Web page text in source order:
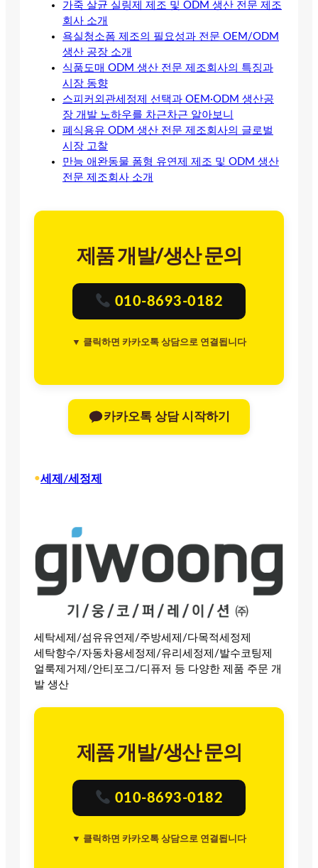
가죽 살균 실링제 제조 및 ODM 생산 전문 제조
회사 소개
욕실청소폼 제조의 필요성과 전문 OEM/ODM
생산 공장 소개
식품도매 ODM 생산 전문 제조회사의 특징과
시장 동향
스피커외관세정제 선택과 OEM·ODM 생산공
장 개발 노하우를 차근차근 알아보니
폐식용유 ODM 생산 전문 제조회사의 글로벌
시장 고찰
만능 애완동물 폼형 유연제 제조 및 ODM 생산
전문 제조회사 소개
제품 개발/생산 문의
010-8693-0182
▼ 클릭하면 카카오톡 상담으로 연결됩니다
카카오톡 상담 시작하기
•세제/세정제
세탁세제/섬유유연제/주방세제/다목적세정제
세탁향수/자동차용세정제/유리세정제/발수코팅제
얼룩제거제/안티포그/디퓨저 등 다양한 제품 주문 개
발 생산
제품 개발/생산 문의
010-8693-0182
▼ 클릭하면 카카오톡 상담으로 연결됩니다